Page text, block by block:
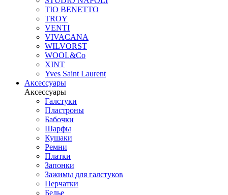
TIO BENETTO
TROY
VENTI
VIVACANA
WILVORST
WOOL&Co
XINT
Yves Saint Laurent
Аксессуары
Аксессуары
Галстуки
Пластроны
Бабочки
Шарфы
Кушаки
Ремни
Платки
Запонки
Зажимы для галстуков
Перчатки
Белье